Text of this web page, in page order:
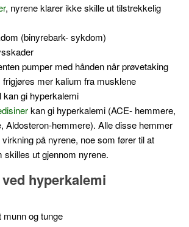
, nyrene klarer ikke skille ut tilstrekkelig
(binyrebark- sykdom)
pumper med hånden når prøvetaking
frigjøres mer kalium fra musklene
kan gi hyperkalemi
kan gi hyperkalemi (ACE- hemmere,
Aldosteron-hemmere). Alle disse hemmer
på nyrene, noe som fører til at
skilles ut gjennom nyrene.
hyperkalemi
munn og tunge